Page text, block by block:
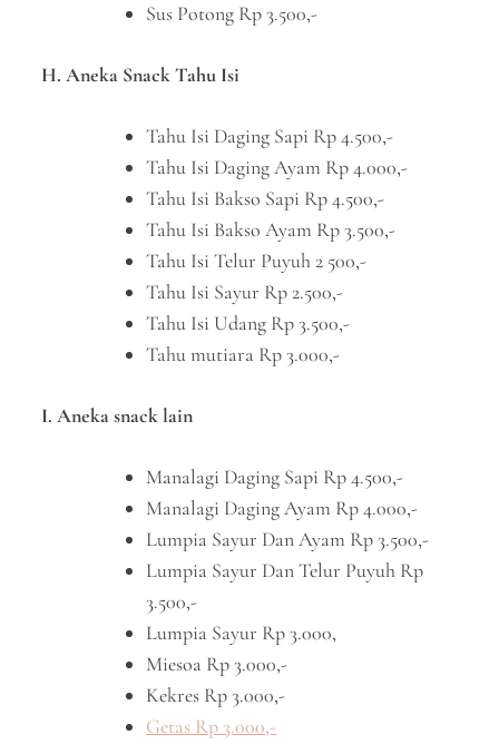
Sus Potong Rp 3.500,-
H. Aneka Snack Tahu Isi
Tahu Isi Daging Sapi Rp 4.500,-
Tahu Isi Daging Ayam Rp 4.000,-
Tahu Isi Bakso Sapi Rp 4.500,-
Tahu Isi Bakso Ayam Rp 3.500,-
Tahu Isi Telur Puyuh 2 500,-
Tahu Isi Sayur Rp 2.500,-
Tahu Isi Udang Rp 3.500,-
Tahu mutiara Rp 3.000,-
I. Aneka snack lain
Manalagi Daging Sapi Rp 4.500,-
Manalagi Daging Ayam Rp 4.000,-
Lumpia Sayur Dan Ayam Rp 3.500,-
Lumpia Sayur Dan Telur Puyuh Rp
3.500,-
Lumpia Sayur Rp 3.000,
Miesoa Rp 3.000,-
Kekres Rp 3.000,-
Getas Rp 3.000,-